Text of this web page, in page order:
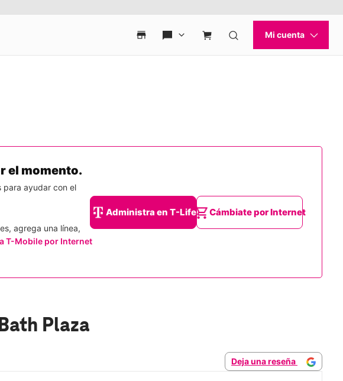
el momento.
para ayudar con el
agrega una línea,
T-Mobile por Internet
Administra en T-Life Cámbiate por Internet
Plaza
Deja una reseña